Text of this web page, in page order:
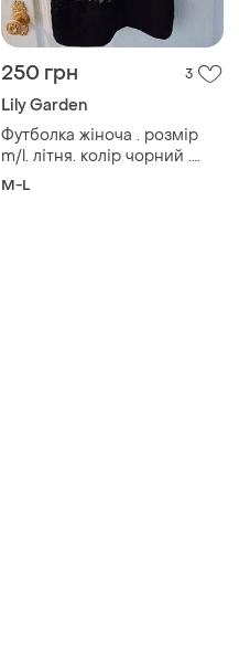
250 грн 3
Lily Garden
Футболка жіноча . розмір
m/l. літня. колір чорний .
спина круживна. матеріал -
M-L